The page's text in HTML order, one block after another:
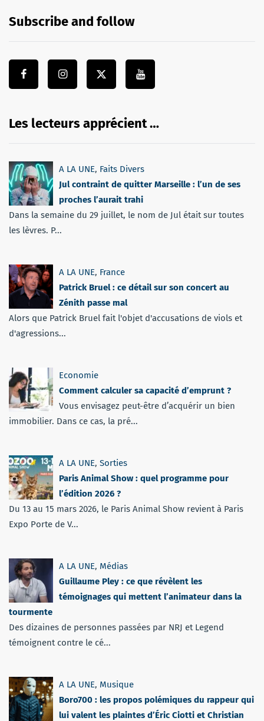
Subscribe and follow
Les lecteurs apprécient …
A LA UNE, Faits Divers
Jul contraint de quitter Marseille : l’un de ses
proches l’aurait trahi
Dans la semaine du 29 juillet, le nom de Jul était sur toutes
les lèvres. P...
A LA UNE, France
Patrick Bruel : ce détail sur son concert au
Zénith passe mal
Alors que Patrick Bruel fait l'objet d'accusations de viols et
d'agressions...
Economie
Comment calculer sa capacité d’emprunt ?
Vous envisagez peut-être d’acquérir un bien
immobilier. Dans ce cas, la pré...
A LA UNE, Sorties
Paris Animal Show : quel programme pour
l’édition 2026 ?
Du 13 au 15 mars 2026, le Paris Animal Show revient à Paris
Expo Porte de V...
A LA UNE, Médias
Guillaume Pley : ce que révèlent les
témoignages qui mettent l’animateur dans la
tourmente
Des dizaines de personnes passées par NRJ et Legend
témoignent contre le cé...
A LA UNE, Musique
Boro700 : les propos polémiques du rappeur qui
lui valent les plaintes d’Éric Ciotti et Christian